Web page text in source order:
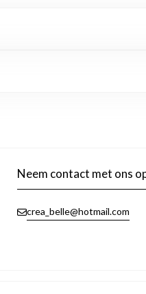
Neem contact met ons
crea_belle@hotmail.com